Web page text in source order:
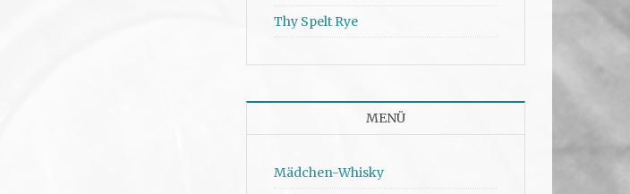
Thy Spelt Rye
MENÜ
Mädchen-Whisky